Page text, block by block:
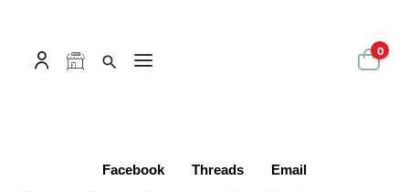
0
Facebook Threads Email